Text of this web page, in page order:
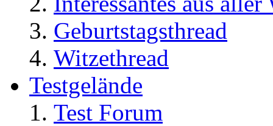
Geburtstagsthread
Witzethread
Testgelände
Test Forum